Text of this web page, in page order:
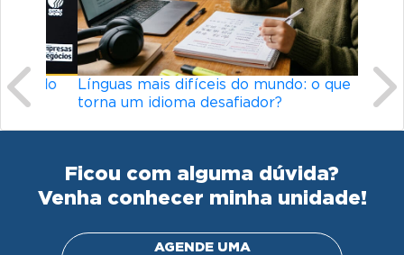
Línguas mais difíceis do mundo: o que
torna um idioma desafiador?
Ficou com alguma dúvida?
Venha conhecer minha unidade!
AGENDE UMA